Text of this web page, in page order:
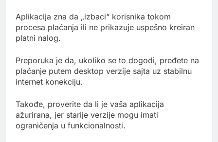
Aplikacija zna da „izbaci“ korisnika tokom
procesa plaćanja ili ne prikazuje uspešno kreiran
platni nalog.
Preporuka je da, ukoliko se to dogodi, pređete na
plaćanje putem desktop verzije sajta uz stabilnu
internet konekciju.
Takođe, proverite da li je vaša aplikacija
ažurirana, jer starije verzije mogu imati
ograničenja u funkcionalnosti.